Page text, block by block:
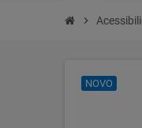
chevron_right
NOVO